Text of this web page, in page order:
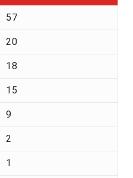
57
20
18
15
9
2
1